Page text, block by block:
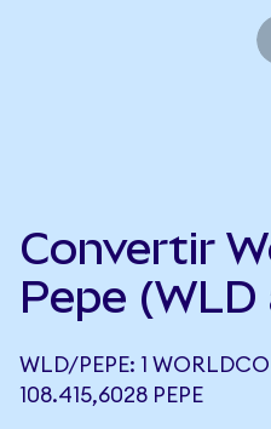
Convertir
Pepe (WLD
WLD/PEPE: 1
108.415,6028 PEPE